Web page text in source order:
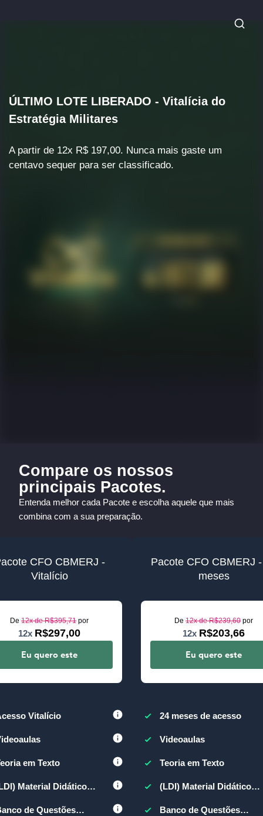
ÚLTIMO LOTE LIBERADO - Vitalícia do
Estratégia Militares
A partir de 12x R$ 197,00. Nunca mais gaste um
centavo sequer para ser classificado.
Compare os nossos
principais Pacotes.
Entenda melhor cada Pacote e escolha aquele que mais
combina com a sua preparação.
CFO CBMERJ -
Vitalício
De 12x deR$395,71 por
12x R$297,00
Eu quero este
Vitalício
em Texto
Material Didático
de Questões
Pacote CFO CBMERJ
meses
De 12x deR$239,60 por
12x R$203,66
Eu quero este
24 meses de acesso
Videoaulas
Teoria em Texto
(LDI) Material Didático
Banco de Questões